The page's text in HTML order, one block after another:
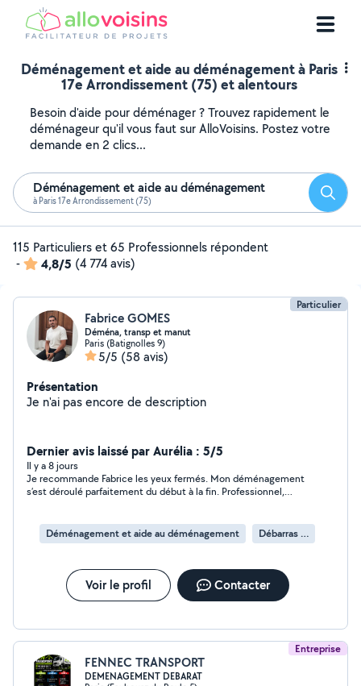
Déménagement et aide au déménagement à Paris
17e Arrondissement (75) et alentours
Besoin d'aide pour déménager ? Trouvez rapidement le
déménageur qu'il vous faut sur AlloVoisins. Postez votre
demande en 2 clics...
Déménagement et aide au déménagement
à Paris 17e Arrondissement (75)
115 Particuliers et 65 Professionnels répondent
-
4,8/5 (4 774 avis)
Particulier
Fabrice GOMES
Déména, transp et manut
Paris (Batignolles 9)
5/5 (58 avis)
Présentation
Je n'ai pas encore de description
Dernier avis laissé par Aurélia : 5/5
Il y a 8 jours
Je recommande Fabrice les yeux fermés. Mon déménagement
s’est déroulé parfaitement du début à la fin. Professionnel,
service. Au-delà du service irréprochable, ce fut aussi un
moment très agréable grâce à nos échanges. Souriant et à
Un grand merci!! je referai appel à ses services sans hésiter!
Déménagement et aide au déménagement Débarras d'appartement
Voir le profil Contacter
Entreprise
FENNEC TRANSPORT
DEMENAGEMENT DEBARAT